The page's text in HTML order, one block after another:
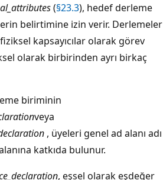
(§23.3), hedef derleme
belirtimine izin verir. Derlemeler
kapsayıcılar olarak görev
olarak birbirinden ayrı birkaç
biriminin
veya
, üyeleri genel ad alanı adı
katkıda bulunur.
, eşsel olarak eşdeğer